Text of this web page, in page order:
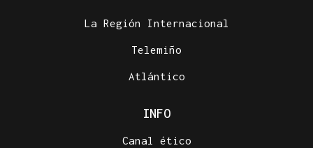
La Región Internacional
Telemiño
Atlántico
INFO
Canal ético